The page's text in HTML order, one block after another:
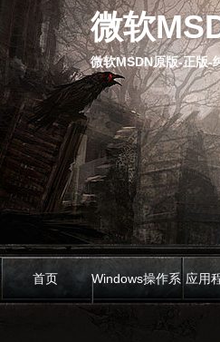
微软
微软MSDN原版-正版
首页 Windows操作系 应用